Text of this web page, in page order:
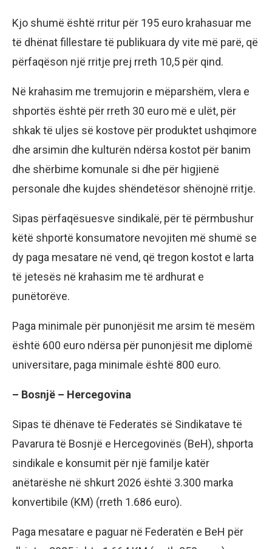
Kjo shumë është rritur për 195 euro krahasuar me
të dhënat fillestare të publikuara dy vite më parë, që
përfaqëson një rritje prej rreth 10,5 për qind.
Në krahasim me tremujorin e mëparshëm, vlera e
shportës është për rreth 30 euro më e ulët, për
shkak të uljes së kostove për produktet ushqimore
dhe arsimin dhe kulturën ndërsa kostot për banim
dhe shërbime komunale si dhe për higjienë
personale dhe kujdes shëndetësor shënojnë rritje.
Sipas përfaqësuesve sindikalë, për të përmbushur
këtë shportë konsumatore nevojiten më shumë se
dy paga mesatare në vend, që tregon kostot e larta
të jetesës në krahasim me të ardhurat e
punëtorëve.
Paga minimale për punonjësit me arsim të mesëm
është 600 euro ndërsa për punonjësit me diplomë
universitare, paga minimale është 800 euro.
– Bosnjë – Hercegovina
Sipas të dhënave të Federatës së Sindikatave të
Pavarura të Bosnjë e Hercegovinës (BeH), shporta
sindikale e konsumit për një familje katër
anëtarëshe në shkurt 2026 është 3.300 marka
konvertibile (KM) (rreth 1.686 euro).
Paga mesatare e paguar në Federatën e BeH për